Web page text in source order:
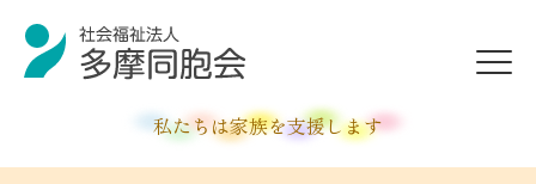
私たちは家族を支援します